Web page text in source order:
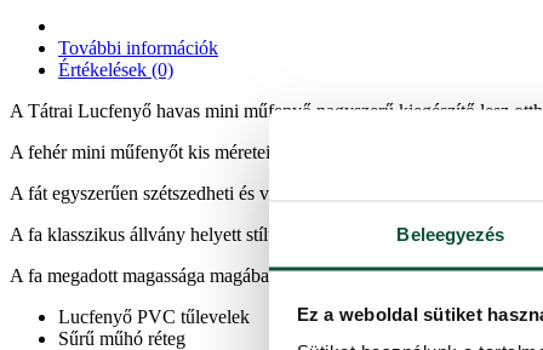
Beleegyezés
Ez a weboldal sütiket
További információk
Értékelések (0)
A Tátrai Lucfenyő havas mini műfenyő nagyszerű kiegészítő lesz
A fehér mini műfenyőt kis méreteinek hála kisebb helyiségek
A fát egyszerűen szétszedheti és visszateheti a dobozába. Az első
A fa klasszikus állvány helyett stílusos zsákvászonból készült
A fa megadott magassága magában foglalja az talapzatot és a
Lucfenyő PVC tűlevelek
Sűrű műhó réteg